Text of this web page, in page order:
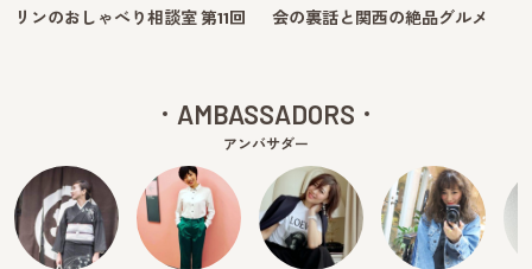
リンのおしゃべり相談室 第11回
会の裏話と関西の絶品グルメ
AMBASSADORS
アンバサダー